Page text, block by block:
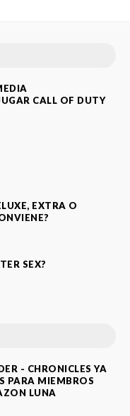
CALL OF DUTY
EXTRA O
SEX?
- CHRONICLES YA
PARA MIEMBROS
LUNA